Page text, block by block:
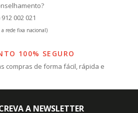
002 021
rede fixa nacional)
100% SEGURO
compras de forma fácil, rápida e
A NEWSLETTER